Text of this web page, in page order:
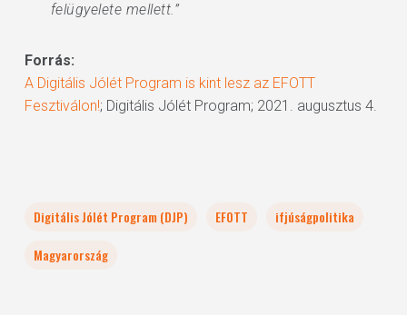
felügyelete mellett.”
Forrás:
A Digitális Jólét Program is kint lesz az EFOTT
Fesztiválon!; Digitális Jólét Program; 2021. augusztus 4.
Digitális Jólét Program (DJP) EFOTT
ifjúságpolitika
Magyarország